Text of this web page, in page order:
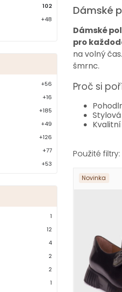
Dámské
Dámské
pro
na volný
šmrnc.
Proč si
Novinka
102
+48
+56
+16
+185
+49
+126
+77
+53
+211
12
4
2
2
1